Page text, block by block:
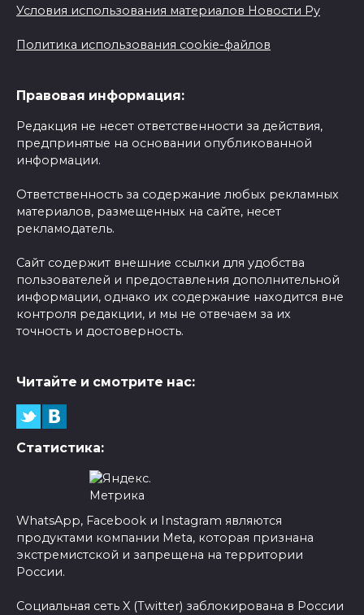
Условия использования материалов Новости Ру
Политика использования cookie-файлов
Правовая информация:
Редакция не несет ответственности за действия,
предпринятые на основании опубликованной
информации.
Ответственность за содержание любых рекламных
материалов, размещенных на сайте, несет
рекламодатель.
Сайт содержит внешние ссылки для удобства
пользователей и предоставления дополнительной
информации, однако их содержание находится вне
контроля редакции, и мы не отвечаем за их
точность и достоверность.
Читайте и смотрите нас:
Статистика:
WhatsApp, Facebook и Instagram являются
продуктами компании Meta, которая признана
экстремистской и запрещена на территории
России.
Социальная сеть X (Twitter) заблокирована в России